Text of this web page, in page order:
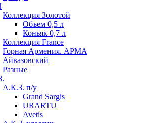
Коллекция Золотой
Объем 0,5 л
Коньяк 0,7 л
Коллекция France
Горная Армения. АРМА
Айвазовский
Разные
А.К.З. п/у
Grand Sargis
URARTU
Avetis